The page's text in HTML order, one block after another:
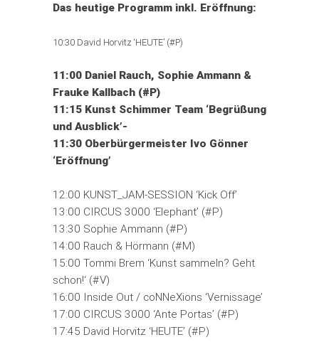
Das heutige Programm inkl. Eröffnung:
10:30 David Horvitz ‘HEUTE’ (#P)
11:00 Daniel Rauch, Sophie Ammann &
Frauke Kallbach (#P)
11:15 Kunst Schimmer Team ‘Begrüßung
und Ausblick’-
11:30 Oberbürgermeister Ivo Gönner
‘Eröffnung’
12:00 KUNST_JAM-SESSION ‘Kick Off’
13:00 CIRCUS 3000 ‘Elephant’ (#P)
13:30 Sophie Ammann (#P)
14:00 Rauch & Hörmann (#M)
15:00 Tommi Brem ‘Kunst sammeln? Geht
schon!‘ (#V)
16:00 Inside Out / coNNeXions ‘Vernissage’
17:00 CIRCUS 3000 ‘Ante Portas’ (#P)
17:45 David Horvitz ‘HEUTE’ (#P)